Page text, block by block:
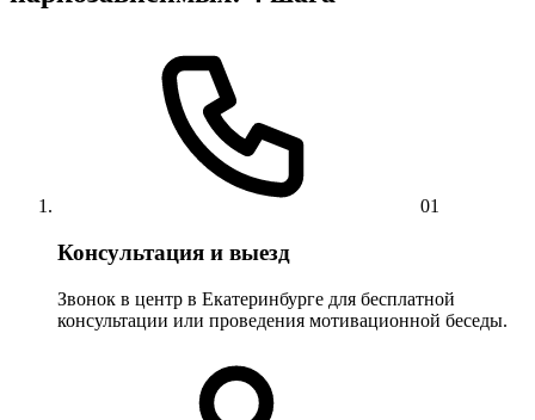
01
Консультация и выезд
Звонок в центр в Екатеринбурге для бесплатной
консультации или проведения мотивационной беседы.